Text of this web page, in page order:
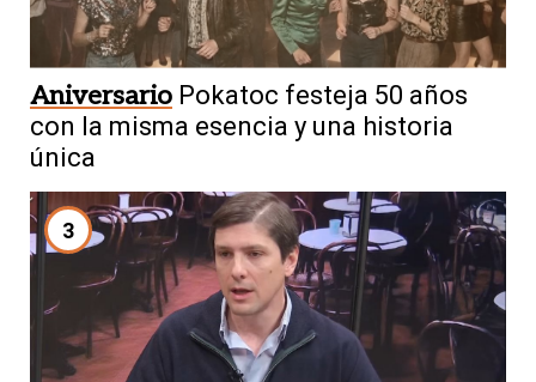
Aniversario Pokatoc festeja 50 años
con la misma esencia y una historia
única
3